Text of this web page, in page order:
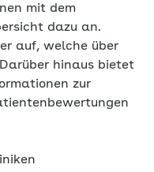
mit dem
dazu an.
auf, welche über
hinaus bietet
zur